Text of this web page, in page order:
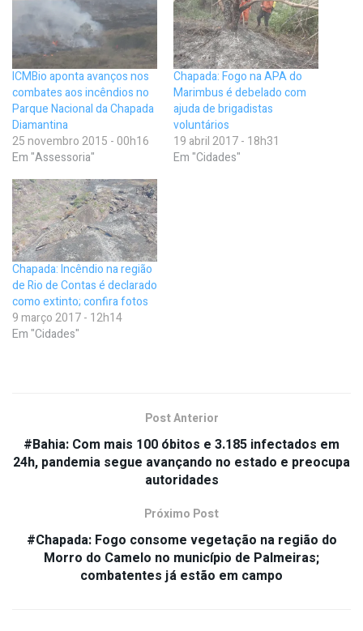
ICMBio aponta avanços nos
combates aos incêndios no
Parque Nacional da Chapada
Diamantina
25 novembro 2015 - 00h16
Em "Assessoria"
Chapada: Fogo na APA do
Marimbus é debelado com
ajuda de brigadistas
voluntários
19 abril 2017 - 18h31
Em "Cidades"
Chapada: Incêndio na região
de Rio de Contas é declarado
como extinto; confira fotos
9 março 2017 - 12h14
Em "Cidades"
Post Anterior
#Bahia: Com mais 100 óbitos e 3.185 infectados em
24h, pandemia segue avançando no estado e preocupa
autoridades
Próximo Post
#Chapada: Fogo consome vegetação na região do
Morro do Camelo no município de Palmeiras;
combatentes já estão em campo